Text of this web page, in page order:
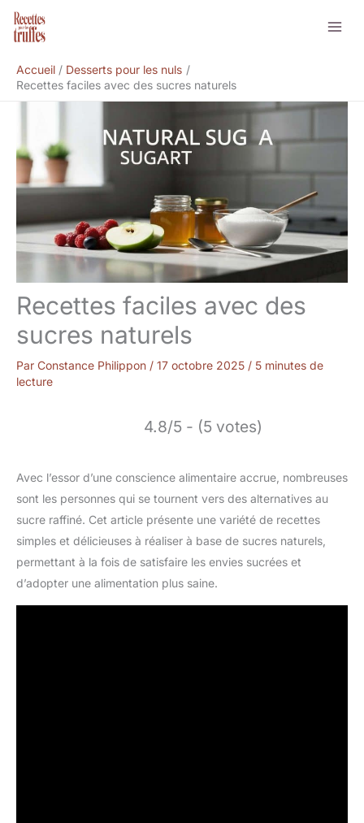
Aller
Accueil
Desserts pour les nuls
Recettes faciles avec des sucres naturels
Recettes faciles avec des
sucres naturels
Par Constance Philippon / 17 octobre 2025 / 5 minutes de
lecture
4.8/5 - (5 votes)
Avec l’essor d’une conscience alimentaire accrue, nombreuses
sont les personnes qui se tournent vers des alternatives au
sucre raffiné. Cet article présente une variété de recettes
simples et délicieuses à réaliser à base de sucres naturels,
permettant à la fois de satisfaire les envies sucrées et
d’adopter une alimentation plus saine.
Rechercher